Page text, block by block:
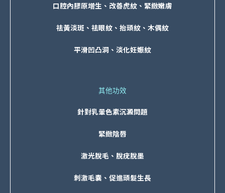
口腔內膠原增生、改善虎紋、緊緻嫩膚
祛黃淡斑、祛眼紋、抬頭紋、木偶紋
平滑凹凸洞、淡化妊娠紋
其他功效
針對乳暈色素沉澱問題
緊緻陰唇
激光脫毛、脫疣脫墨
刺激毛囊 、 促進頭髮生長